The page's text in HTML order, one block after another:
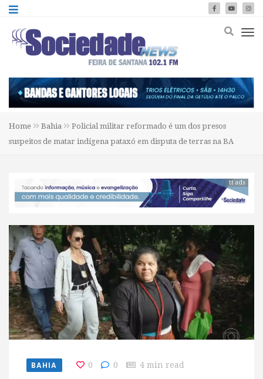
Home Bahia
Policial militar reformado é um dos presos
suspeitos de matar indígena pataxó em disputa de terras na BA
tt ads
BAHIA 0 0 4 min read